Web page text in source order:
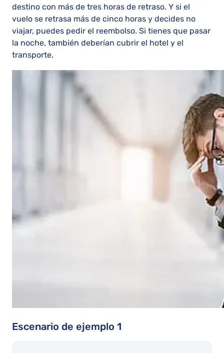
destino con más de tres horas de retraso. Y si el
vuelo se retrasa más de cinco horas y decides no
viajar, puedes pedir el reembolso. Si tienes que pasar
la noche, también deberían cubrir el hotel y el
transporte.
Escenario de ejemplo 1